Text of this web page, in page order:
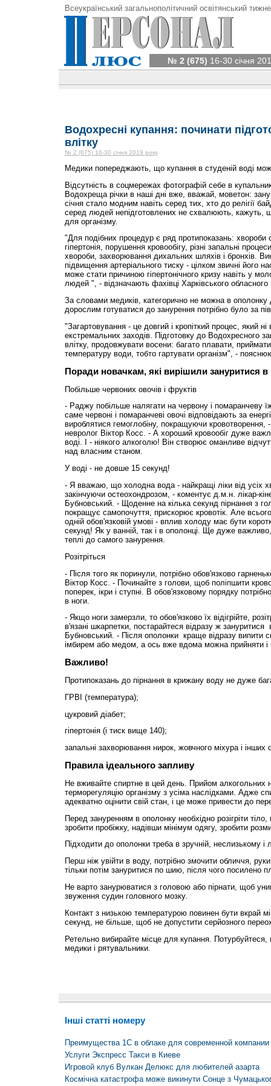
Всеукраїнський загальнополітичний освітянський
№ 2 (675) 16-30 січня
Водохресні купання: починати
влітку
№ 2 (675) 16-30 січня 2019 року
Медики попереджають, що купання в студеній воді
Відсутність в соцмережах фотографій себе в
Водохреща річки в наші дні вже, вважай, моветон:
січня стало модним навіть серед тих, хто до релігії
серед людей непідготовлених не схвалюють, кажуть,
для організму.
"Для подібних процедур є ряд протипоказань: хвороби
гіпертонія, порушення кровообігу, різні запальні
хвороби, захворювання дихальних шляхів і бронхів.
підвищення артеріального тиску - цілком звичні його
може стати причиною гіпертонічного кризу навіть у
людей ", - відзначають фахівці Харківського
За словами медиків, категорично не можна в ополонку
дорослим готуватися до занурення потрібно було за
"Загартовування - це довгий і кропіткий процес, який
екстремальних заходів. Підготовку до Водохресного
влітку, продовжувати восени: багато плавати,
температуру води, тобто гартувати організм", -
Поради новачкам, які вирішили зануритися
Побільше червоних овочів і фруктів
- Раджу побільше налягати на червону і помаранчеву
саме червоні і помаранчеві овочі відповідають за
вироблятися гемоглобіну, покращуючи кровотворення,
невролог Віктор Косс. - А хороший кровообіг дуже
воді. І - ніякого алкоголю! Він створює оманливе
над власним станом.
У воді - не довше 15 секунд!
- Я вважаю, що холодна вода - найкращі ліки від усіх
закінчуючи остеохондрозом, - коментує д.м.н. лікар-
Бубновський. - Щоденне на кілька секунд пірнання з
покращує самопочуття, прискорює кровотік. Але
одній обов'язковій умові - вплив холоду має бути
секунд! Як у ванній, так і в ополонці. Ще дуже
теплі до самого занурення.
Розітріться
- Після того як поринули, потрібно обов'язково
Віктор Косс. - Починайте з голови, щоб поліпшити
поперек, ікри і ступні. В обов'язковому порядку
в ноги.
- Якщо ноги замерзли, то обов'язково їх відігрійте,
в'язані шкарпетки, постарайтеся відразу ж
Бубновський. - Після ополонки краще відразу випити
імбирем або медом, а ось вже вдома можна прийняти і
Важливо!
Протипоказань до пірнання в крижану воду не дуже
ГРВІ (температура);
цукровий діабет;
гіпертонія (і тиск вище 140);
запальні захворювання нирок, жовчного міхура і інших
Правила ідеального запливу
Не вживайте спиртне в цей день. Прийом алкогольних
терморегуляцію організму з усіма наслідками. Адже
адекватно оцінити свій стан, і це може привести до
Перед зануренням в ополонку необхідно розігріти
зробити пробіжку, надівши мінімум одягу, зробити
Підходити до ополонки треба в зручній, неслизькому і
Перш ніж увійти в воду, потрібно змочити обличчя,
тільки потім зануритися по шию, після чого посилено
Не варто занурюватися з головою або пірнати, щоб
звуження судин головного мозку.
Контакт з низькою температурою повинен бути вкрай
секунд, не більше, щоб не допустити серйозного
Ретельно вибирайте місце для купання. Потурбуйтеся,
медики і рятувальники.
Інші статті номеру
Преимущества 1С в облаке для современной компании
Услуги Экспресс Такси в Киеве
Игровой клуб Вулкан Делюкс для любителей азарта
Космічна катастрофа може викинути Сонце з